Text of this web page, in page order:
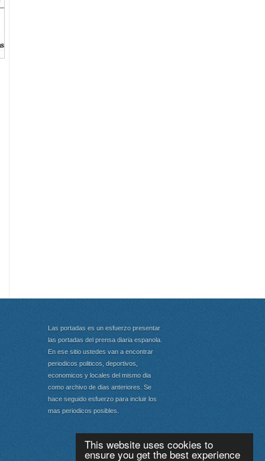
This website uses cookies to
ensure you get the best experience
Las portadas es un esfuerzo presentar
las portadas del prensa diaria espanola.
En ese sitio ustedes van a encontrar
periodicos politicos, deportivos,
economicos y locales del mismo dia
como archivo de dias anteriores. Se
hace seguido esfuerzo para incluir los
mas periodicos posibles.